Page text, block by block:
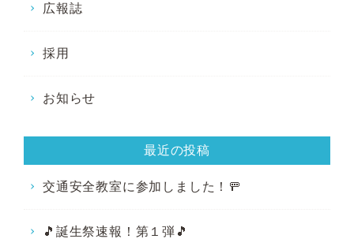
広報誌
採用
お知らせ
最近の投稿
交通安全教室に参加しました！🚥
🎵誕生祭速報！第１弾🎵